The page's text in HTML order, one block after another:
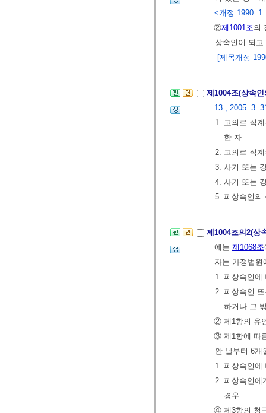
<개정 1990.
②제1001조의
상속인이 되
[제목개정
제1004조(상속
13., 2005. 3.
1. 고의로 직
한 자
2. 고의로 직
3. 사기 또는
4. 사기 또는
5. 피상속인의
제1004조의2(상
에는 제1068조
자는 가정법
1. 피상속인에
2. 피상속인
하거나 그
② 제1항의 유
③ 제1항에 따
안 날부터 6개
1. 피상속인에
2. 피상속인에
경우
④ 제3항의 청